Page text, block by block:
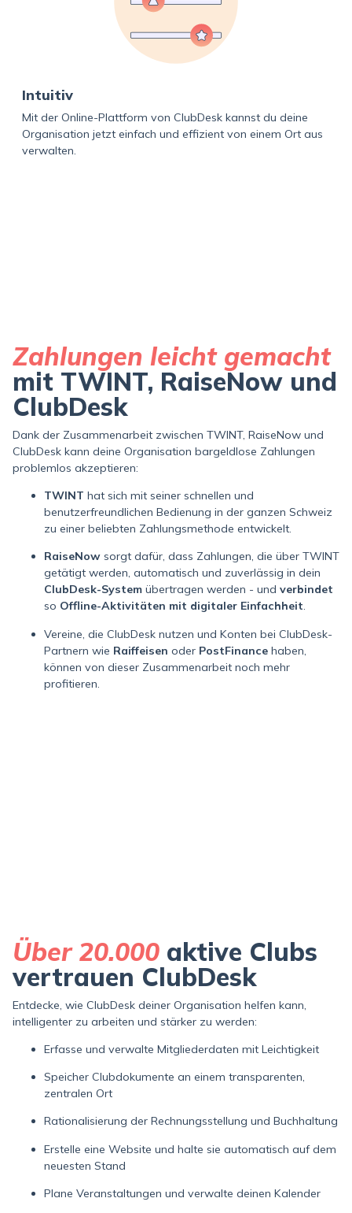
Intuitiv
Mit der Online-Plattform von ClubDesk kannst du deine
Organisation jetzt einfach und effizient von einem Ort aus
verwalten.
Zahlungen leicht gemacht
mit TWINT, RaiseNow und
ClubDesk
Dank der Zusammenarbeit zwischen TWINT, RaiseNow und
ClubDesk kann deine Organisation bargeldlose Zahlungen
problemlos akzeptieren:
TWINT hat sich mit seiner schnellen und
benutzerfreundlichen Bedienung in der ganzen Schweiz
zu einer beliebten Zahlungsmethode entwickelt.
RaiseNow sorgt dafür, dass Zahlungen, die über TWINT
getätigt werden, automatisch und zuverlässig in dein
ClubDesk-System übertragen werden - und verbindet
so Offline-Aktivitäten mit digitaler Einfachheit.
Vereine, die ClubDesk nutzen und Konten bei ClubDesk-
Partnern wie Raiffeisen oder PostFinance haben,
können von dieser Zusammenarbeit noch mehr
profitieren.
Über 20.000 aktive Clubs
vertrauen ClubDesk
Entdecke, wie ClubDesk deiner Organisation helfen kann,
intelligenter zu arbeiten und stärker zu werden:
Erfasse und verwalte Mitgliederdaten mit Leichtigkeit
Speicher Clubdokumente an einem transparenten,
zentralen Ort
Rationalisierung der Rechnungsstellung und Buchhaltung
Erstelle eine Website und halte sie automatisch auf dem
neuesten Stand
Plane Veranstaltungen und verwalte deinen Kalender